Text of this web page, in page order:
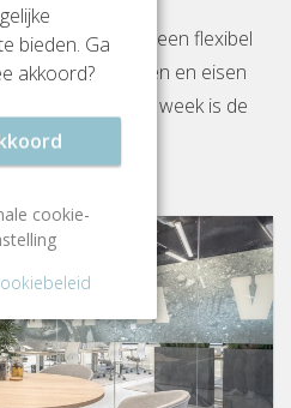
of koop je een flexibel
van je wensen en eisen
Binnen 1 week is de
bieden. Ga
akkoord?
cookie-